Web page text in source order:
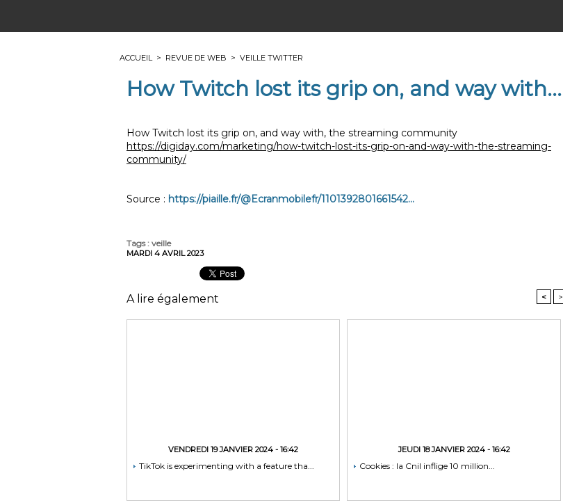
ACCUEIL > REVUE DE WEB > VEILLE TWITTER
How Twitch lost its grip on, and way with...
How Twitch lost its grip on, and way with, the streaming community
https://digiday.com/marketing/how-twitch-lost-its-grip-on-and-way-with-the-streaming-
community/
Source : https://piaille.fr/@Ecranmobilefr/1101392801661542...
Tags: veille
MARDI 4 AVRIL 2023
A lire également < >
VENDREDI 19 JANVIER 2024 - 16:42
TikTok is experimenting with a feature tha...
JEUDI 18 JANVIER 2024 - 16:42
Cookies : la Cnil inflige 10 million...